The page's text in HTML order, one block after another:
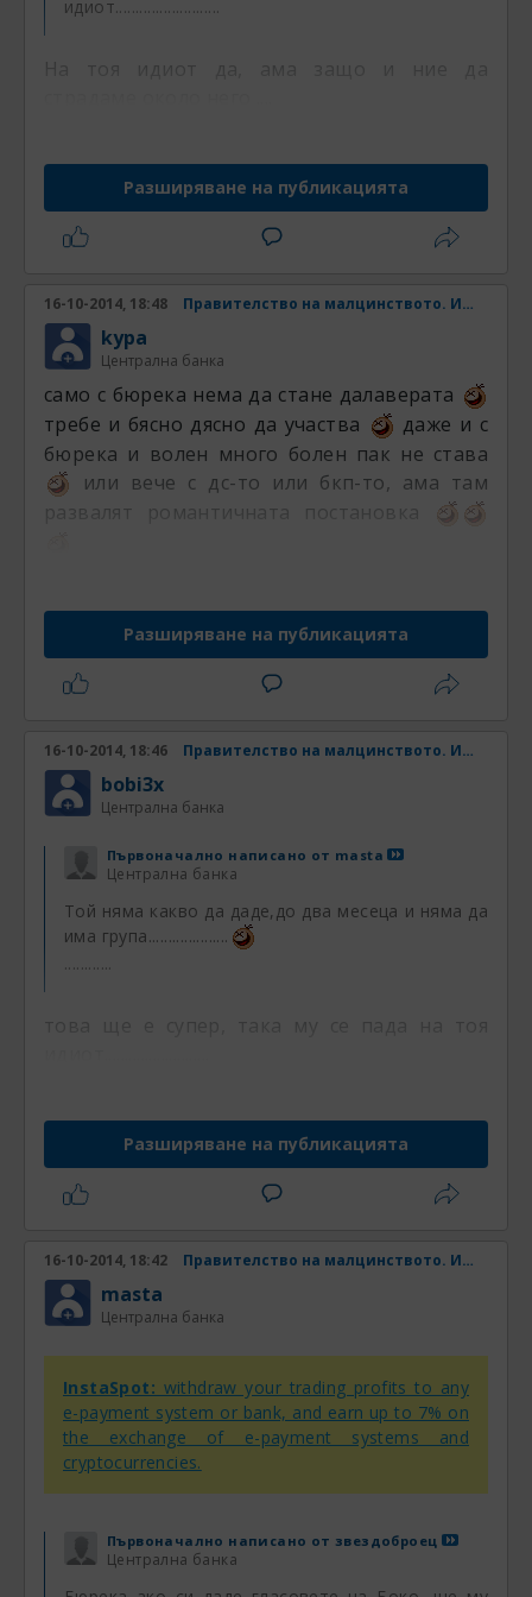
идиот..........................
На тоя идиот да, ама защо и ние да
Разширяване на публикацията
16-10-2014, 18:48 Правителство на малцинството. Има ли шанс? Част 4
kypa
Централна банка
само с бюрека нема да стане далаверата
требе и бясно дясно да участва
даже и с
бюрека и волен много болен пак не става
или вече с дс-то или бкп-то, ама там
развалят романтичната постановка
Разширяване на публикацията
16-10-2014, 18:46 Правителство на малцинството. Има ли шанс? Част 4
bobi3x
Централна банка
Първоначално написано от masta
Централна банка
Той няма какво да даде,до два месеца и няма да
има група....................
............
Разширяване на публикацията
16-10-2014, 18:42 Правителство на малцинството. Има ли шанс? Част 4
masta
Централна банка
InstaSpot: withdraw your trading profits to any
e-payment system or bank, and earn up to 7% on
the exchange of e-payment systems and
cryptocurrencies.
Първоначално написано от звездоброец
Централна банка